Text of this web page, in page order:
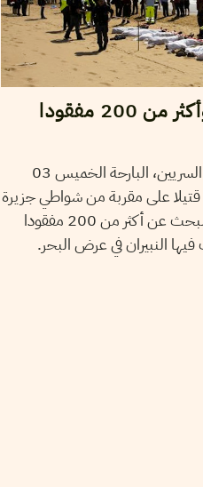
الهجرة : 120 قتيلا وأكثر من 200 مفقودا
خلف غرق باخرة للمهاجرين السريين، البارحة الخميس 03
أكتوبر 2013، أكثر من 120 قتيلا على مقربة من شواطي جزيرة
لمبدوز الإيطاليا. فيما يستمر البحث عن أكثر من 200 مفقودا
النبيران في عرض البحر.